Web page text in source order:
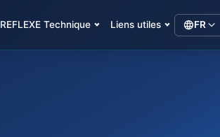
REFLEXE Technique Liens utiles FR